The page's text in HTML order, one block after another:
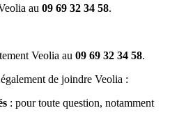
au 09 69 32 34 58.
Veolia au 09 69 32 34 58.
de joindre Veolia :
: pour toute question, notamment